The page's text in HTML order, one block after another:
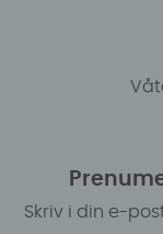
Skriv i din e-